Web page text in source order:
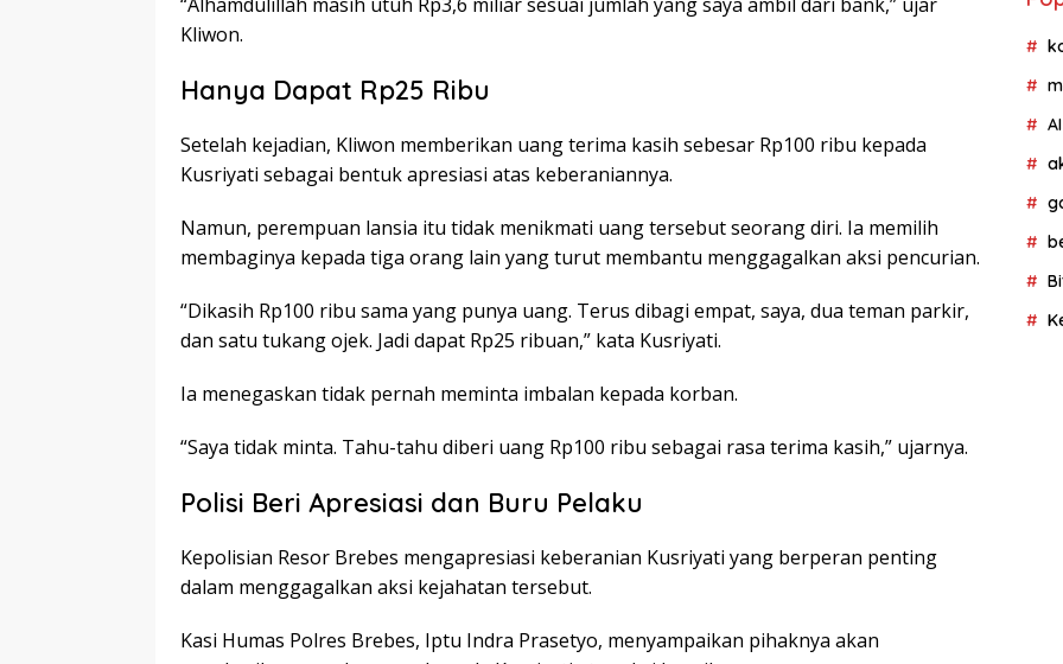
Kliwon.
Hanya Dapat Rp25 Ribu
Setelah kejadian, Kliwon memberikan uang terima kasih sebesar Rp100 ribu kepada
Kusriyati sebagai bentuk apresiasi atas keberaniannya.
Namun, perempuan lansia itu tidak menikmati uang tersebut seorang diri. Ia memilih
membaginya kepada tiga orang lain yang turut membantu menggagalkan aksi pencurian.
“Dikasih Rp100 ribu sama yang punya uang. Terus dibagi empat, saya, dua teman parkir,
dan satu tukang ojek. Jadi dapat Rp25 ribuan,” kata Kusriyati.
Ia menegaskan tidak pernah meminta imbalan kepada korban.
“Saya tidak minta. Tahu-tahu diberi uang Rp100 ribu sebagai rasa terima kasih,” ujarnya.
Polisi Beri Apresiasi dan Buru Pelaku
Kepolisian Resor Brebes mengapresiasi keberanian Kusriyati yang berperan penting
dalam menggagalkan aksi kejahatan tersebut.
Kasi Humas Polres Brebes, Iptu Indra Prasetyo, menyampaikan pihaknya akan
AI